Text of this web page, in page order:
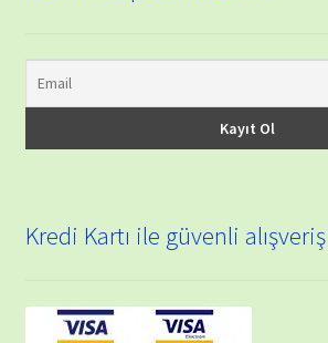
Kredi Kartı ile güvenli